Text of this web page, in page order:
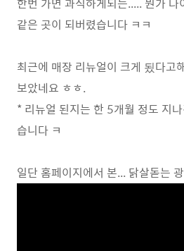
같은 곳이 되버렸습니다 ㅋㅋ
최근에 매장 리뉴얼이 크게 됬다고
보았네요 ㅎㅎ.
* 리뉴얼 된지는 한 5개월 정도 지
습니다 ㅋ
일단 홈페이지에서 본... 닭살돋는